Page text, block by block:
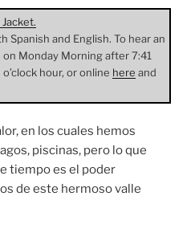
Spanish and English. To hear an
Monday Morning after 7:41
hour, or online here and
en los cuales hemos
piscinas, pero lo que
tiempo es el poder
de este hermoso valle